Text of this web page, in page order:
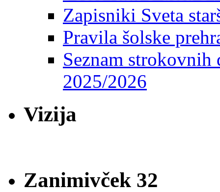
Zapisniki Sveta
Pravila šolske
Seznam
2025/2026
Vizija
Zanimivček 32